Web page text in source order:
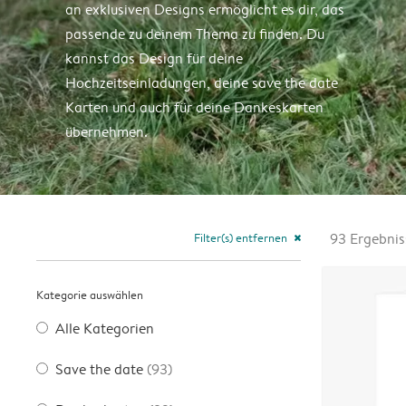
an exklusiven Designs ermöglicht es dir, das
passende zu deinem Thema zu finden. Du
kannst das Design für deine
Hochzeitseinladungen, deine save the date
Karten und auch für deine Dankeskarten
übernehmen.
Filter(s) entfernen close
Kategorie auswählen
Alle Kategorien
Save the date (93)
93